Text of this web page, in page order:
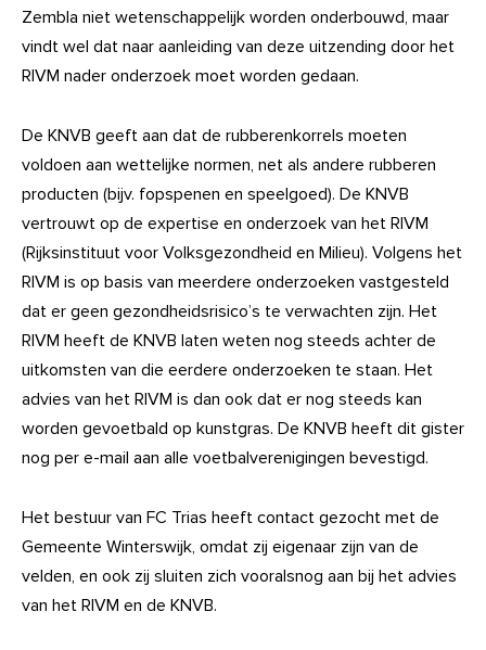
Zembla niet wetenschappelijk worden onderbouwd, maar
vindt wel dat naar aanleiding van deze uitzending door het
RIVM nader onderzoek moet worden gedaan.
De KNVB geeft aan dat de rubberenkorrels moeten
voldoen aan wettelijke normen, net als andere rubberen
producten (bijv. fopspenen en speelgoed). De KNVB
vertrouwt op de expertise en onderzoek van het RIVM
(Rijksinstituut voor Volksgezondheid en Milieu). Volgens het
RIVM is op basis van meerdere onderzoeken vastgesteld
dat er geen gezondheidsrisico’s te verwachten zijn. Het
RIVM heeft de KNVB laten weten nog steeds achter de
uitkomsten van die eerdere onderzoeken te staan. Het
advies van het RIVM is dan ook dat er nog steeds kan
worden gevoetbald op kunstgras. De KNVB heeft dit gister
nog per e-mail aan alle voetbalverenigingen bevestigd.
Het bestuur van FC Trias heeft contact gezocht met de
Gemeente Winterswijk, omdat zij eigenaar zijn van de
velden, en ook zij sluiten zich vooralsnog aan bij het advies
van het RIVM en de KNVB.